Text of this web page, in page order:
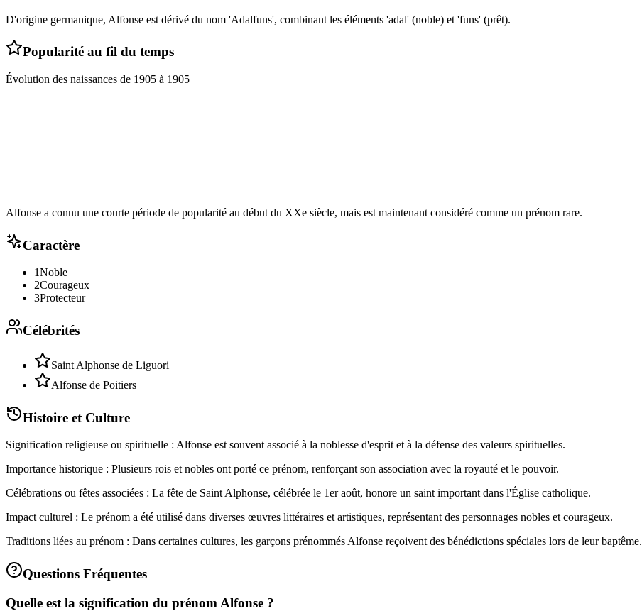
D'origine germanique, Alfonse est dérivé du nom 'Adalfuns', combinant les éléments 'adal' (noble) et 'funs' (prêt).
Popularité au fil du temps
Évolution des naissances de 1905 à 1905
Alfonse a connu une courte période de popularité au début du XXe siècle, mais est maintenant considéré comme un prénom rare.
Caractère
1Noble
2Courageux
3Protecteur
Célébrités
Saint Alphonse de Liguori
Alfonse de Poitiers
Histoire et Culture
Signification religieuse ou spirituelle : Alfonse est souvent associé à la noblesse d'esprit et à la défense des valeurs spirituelles.
Importance historique : Plusieurs rois et nobles ont porté ce prénom, renforçant son association avec la royauté et le pouvoir.
Célébrations ou fêtes associées : La fête de Saint Alphonse, célébrée le 1er août, honore un saint important dans l'Église catholique.
Impact culturel : Le prénom a été utilisé dans diverses œuvres littéraires et artistiques, représentant des personnages nobles et courageux.
Traditions liées au prénom : Dans certaines cultures, les garçons prénommés Alfonse reçoivent des bénédictions spéciales lors de leur baptême.
Questions Fréquentes
Quelle est la signification du prénom Alfonse ?